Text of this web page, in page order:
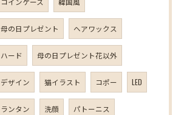
母の日プレゼント ヘアワックス
ハード 母の日プレゼント花以外
デザイン 猫イラスト コポー LED
ランタン 洗顔 パトーニス